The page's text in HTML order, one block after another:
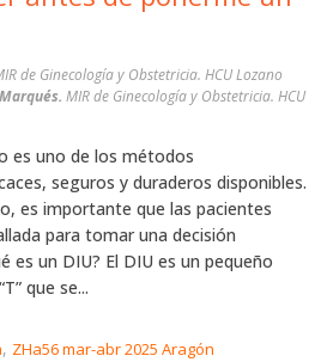
de Ginecología y Obstetricia. HCU Lozano
MIR de Ginecología y Obstetricia. HCU
es uno de los métodos
seguros y duraderos disponibles.
es importante que las pacientes
para tomar una decisión
es un DIU? El DIU es un pequeño
que se...
, ZHa56 mar-abr 2025 Aragón